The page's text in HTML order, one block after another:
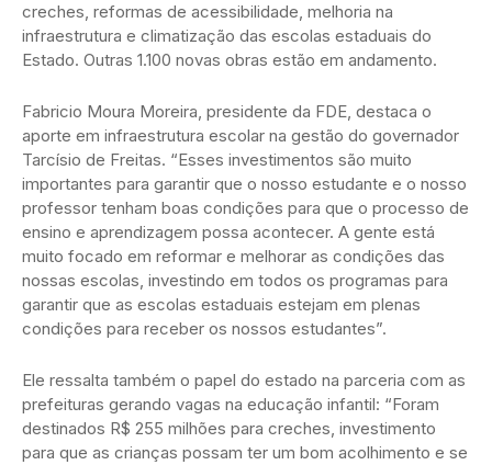
creches, reformas de acessibilidade, melhoria na
infraestrutura e climatização das escolas estaduais do
Estado. Outras 1.100 novas obras estão em andamento.
Fabricio Moura Moreira, presidente da FDE, destaca o
aporte em infraestrutura escolar na gestão do governador
Tarcísio de Freitas. “Esses investimentos são muito
importantes para garantir que o nosso estudante e o nosso
professor tenham boas condições para que o processo de
ensino e aprendizagem possa acontecer. A gente está
muito focado em reformar e melhorar as condições das
nossas escolas, investindo em todos os programas para
garantir que as escolas estaduais estejam em plenas
condições para receber os nossos estudantes”.
Ele ressalta também o papel do estado na parceria com as
prefeituras gerando vagas na educação infantil: “Foram
destinados R$ 255 milhões para creches, investimento
para que as crianças possam ter um bom acolhimento e se